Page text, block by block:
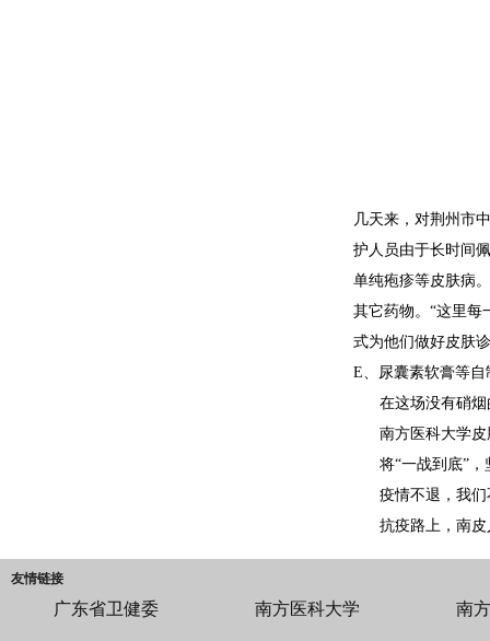
几天来，对荆州市
护人员由于长时间
单纯疱疹等皮肤病
其它药物。“这里每
式为他们做好皮肤
E、尿囊素软膏等
在这场没有硝
南方医科大学
将“一战到底”
疫情不退，我
抗疫路上，南
友情链接
广东省卫健委 南方医科大学 南